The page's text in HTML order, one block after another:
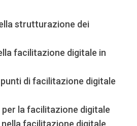
strutturazione dei
facilitazione digitale in
di facilitazione digitale
la facilitazione digitale
facilitazione digitale